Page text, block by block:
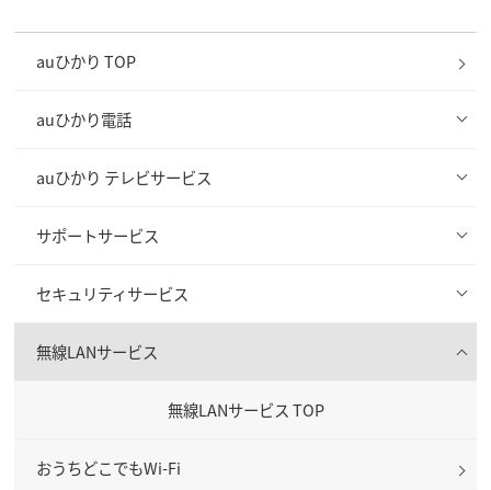
auひかり TOP
auひかり電話
auひかり テレビサービス
サポートサービス
セキュリティサービス
無線LANサービス
無線LANサービス TOP
おうちどこでもWi-Fi